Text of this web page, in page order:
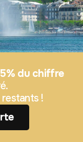
du chiffre
!